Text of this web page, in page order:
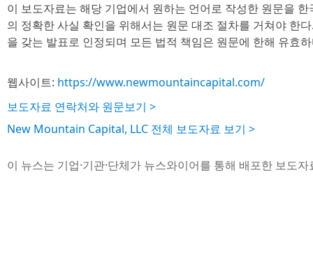
이 보도자료는 해당 기업에서 원하는 언어로 작성한 원문을
의 정확한 사실 확인을 위해서는 원문 대조 절차를 거쳐야 한
을 갖는 발표로 인정되며 모든 법적 책임은 원문에 한해 유효
웹사이트: https://www.newmountaincapital.com/
보도자료 연락처와 원문보기 >
New Mountain Capital, LLC 전체 보도자료 보기 >
이 뉴스는 기업·기관·단체가 뉴스와이어를 통해 배포한 보도